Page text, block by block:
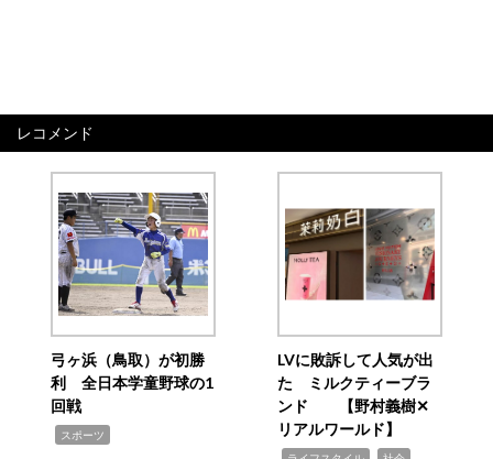
レコメンド
弓ヶ浜（鳥取）が初勝
利 全日本学童野球の1
回戦
スポーツ
LVに敗訴して人気が出
た ミルクティーブラ
ンド 【野村義樹✕
リアルワールド】